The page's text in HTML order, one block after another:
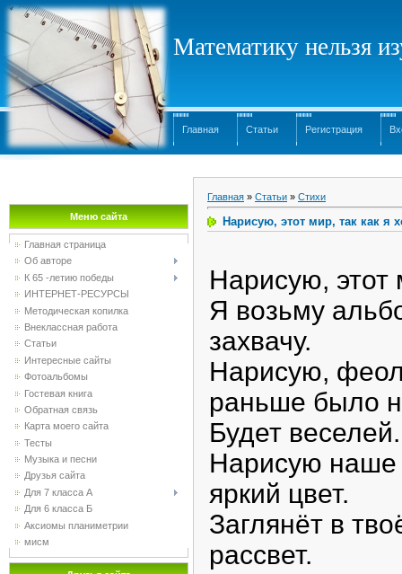
Математику нельзя
Главная Статьи Регистрация
Меню сайта
Главная страница
Об авторе
К 65 -летию победы
ИНТЕРНЕТ-РЕСУРСЫ
Методическая копилка
Внеклассная работа
Статьи
Интересные сайты
Фотоальбомы
Гостевая книга
Обратная связь
Карта моего сайта
Тесты
Музыка и песни
Друзья сайта
Для 7 класса А
Для 6 класса Б
Аксиомы планиметрии
мисм
Главная » Статьи » Стихи
Нарисую, этот мир, так как я
Нарисую, этот
Я возьму
захвачу.
Нарисую,
раньше было
Будет веселей.
Нарисую наше
яркий цвет.
Заглянёт в
рассвет.